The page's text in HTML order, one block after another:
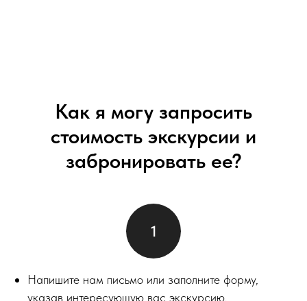
Как я могу запросить
стоимость экскурсии и
забронировать ее?
Напишите нам письмо или заполните форму,
указав интересующую вас экскурсию.